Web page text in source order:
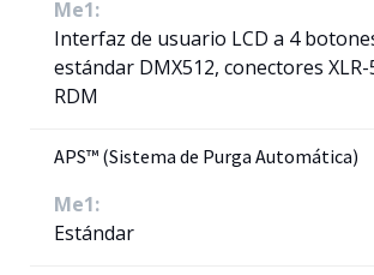
Me1:
Interfaz de usuario LCD a 4
estándar DMX512, conectores
RDM
APS™ (Sistema de Purga Automática)
Me1:
Estándar